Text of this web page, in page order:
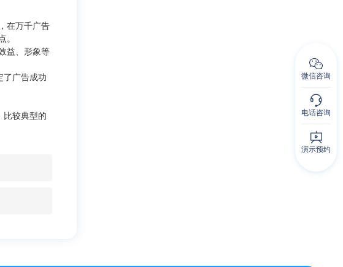
在万千广告
益、形象等
广告成功
较典型的
微信咨询
电话咨询
演示预约